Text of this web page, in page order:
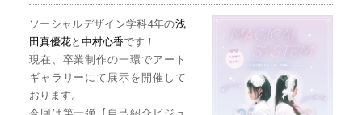
ソーシャルデザイン学科4年の浅
田真優花と中村心香です！
現在、卒業制作の一環でアート
ギャラリーにて展示を開催して
おります。
今回は第一弾【自己紹介ビジュ